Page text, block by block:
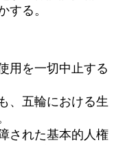
する。
用を一切中止する
、五輪における生
された基本的人権